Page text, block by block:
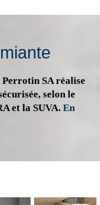
SA réalise
selon le
et la SUVA. En